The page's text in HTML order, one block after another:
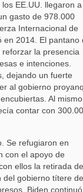
EE.UU. llegaron a
gasto de 978.000
Internacional de
en 2014. El pantano
la presencia
e intenciones.
dejando un fuerte
al gobierno
Al mismo
contar con
Se refugiaron en
con el apoyo de
ellos la retirada de
del gobierno títere de
Biden